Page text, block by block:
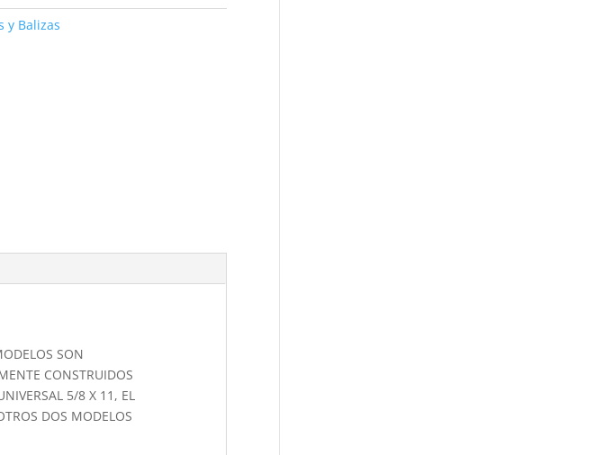
y Balizas
SON
CONSTRUIDOS
5/8 X 11, EL
DOS MODELOS